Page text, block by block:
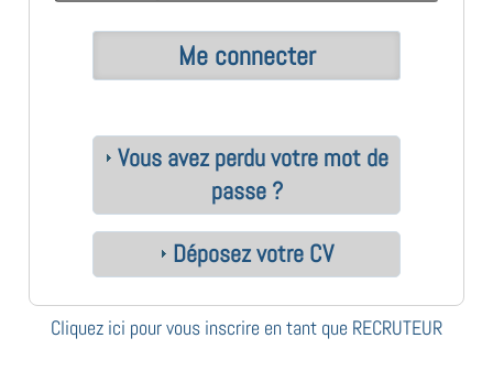
Vous avez perdu votre mot de
passe ?
Déposez votre CV
Cliquez ici pour vous inscrire en tant que RECRUTEUR